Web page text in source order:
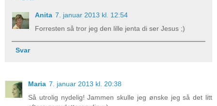
Anita 7. januar 2013 kl. 12:54
Forresten så tror jeg den lille jenta di ser Jesus ;)
Svar
Maria 7. januar 2013 kl. 20:38
Så utrolig nydelig! Jammen skulle jeg ønske jeg så det litt